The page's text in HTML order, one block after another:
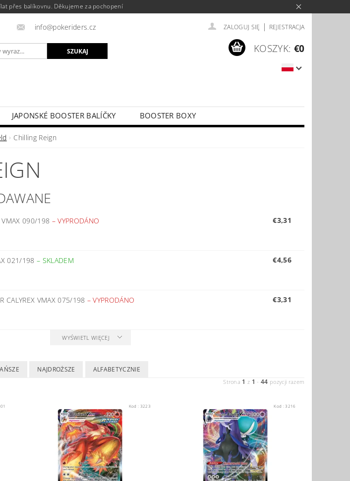
přes balíkovnu. Děkujeme za pochopení
info@pokeriders.cz ZALOGUJ SIĘ | REJESTRACJA
KOSZYK: €0
JAPONSKÉ BOOSTER BALÍČKY
BOOSTER BOXY
POKÉMON KARTY
Chilling Reign
VMAX 090/198 –VYPRODÁNO €3,31
021/198 – SKLADEM €4,56
CALYREX VMAX 075/198 –VYPRODÁNO €3,31
WYŚWIETL WIĘCEJ
NAJDROŻSZE ALFABETYCZNIE
Strona 1 z 1 -44 pozycji razem
Kod : 3223 Kod :3216